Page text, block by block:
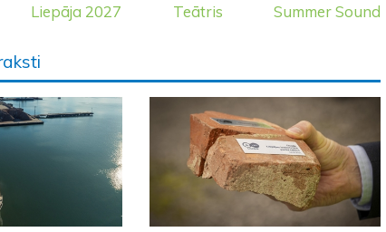
Liepāja 2027 Teātris Summer Sound